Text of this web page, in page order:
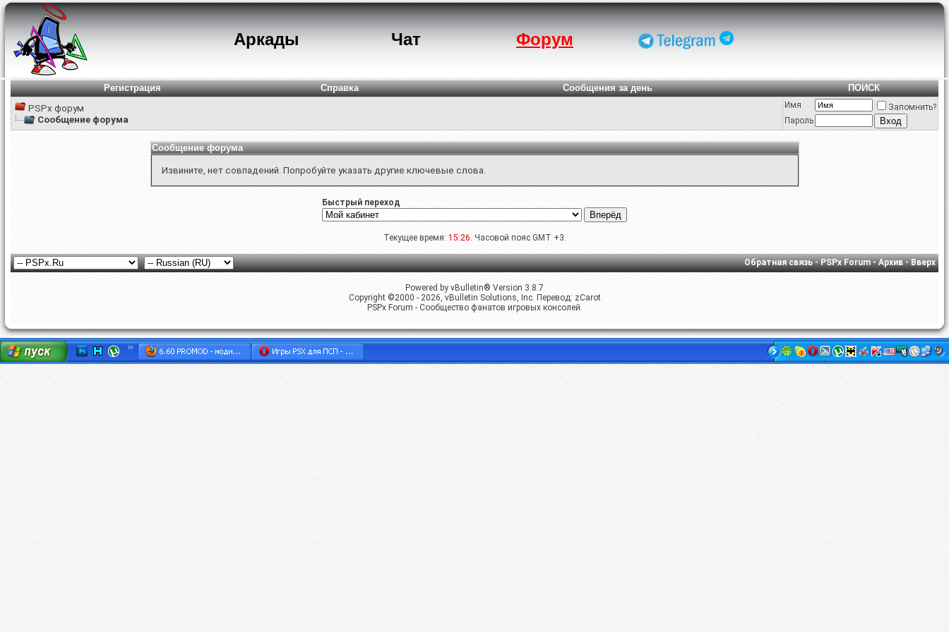
Аркады Чат Форум
Регистрация Справка Сообщения за день
ПОИСК
PSPx форум
Сообщение форума
Имя
Запомнить?
Пароль
Сообщение форума
Извините, нет совпадений. Попробуйте указать другие ключевые слова.
Быстрый переход
Текущее время: 15:26. Часовой пояс GMT +3.
Обратная связь-PSPx Forum-Архив-Вверх
Powered by vBulletin® Version 3.8.7
Copyright ©2000 - 2026, vBulletin Solutions, Inc. Перевод: zCarot
PSPx Forum - Сообщество фанатов игровых консолей.